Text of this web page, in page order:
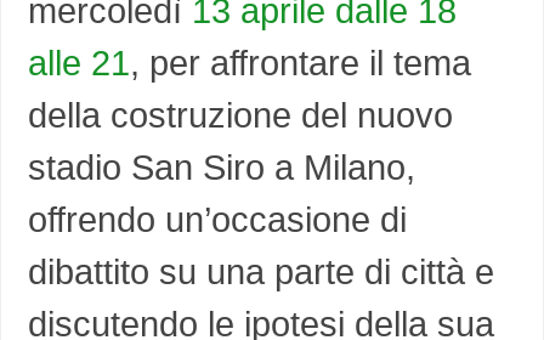
mercoledì 13 aprile dalle 18
alle 21, per affrontare il tema
della costruzione del nuovo
stadio San Siro a Milano,
offrendo un’occasione di
dibattito su una parte di città e
discutendo le ipotesi della sua